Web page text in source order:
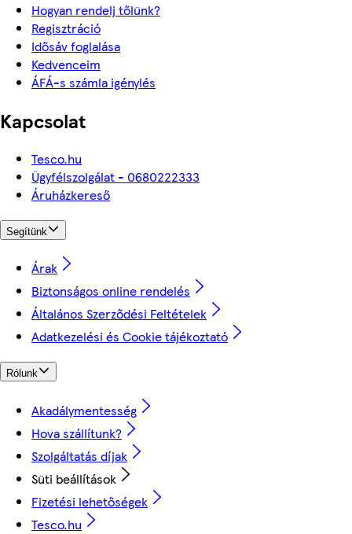
Hogyan rendelj tőlünk?
Regisztráció
Idősáv foglalása
Kedvenceim
ÁFÁ-s számla igénylés
Kapcsolat
Tesco.hu
Ügyfélszolgálat - 0680222333
Áruházkereső
Segítünk
Árak
Biztonságos online rendelés
Általános Szerződési Feltételek
Adatkezelési és Cookie tájékoztató
Rólunk
Akadálymentesség
Hova szállítunk?
Szolgáltatás díjak
Süti beállítások
Fizetési lehetőségek
Tesco.hu